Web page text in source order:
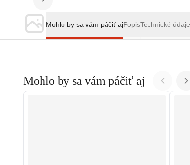
Mohlo by sa vám páčiť ajPopisTechnické údaje
Mohlo by sa vám páčiť aj